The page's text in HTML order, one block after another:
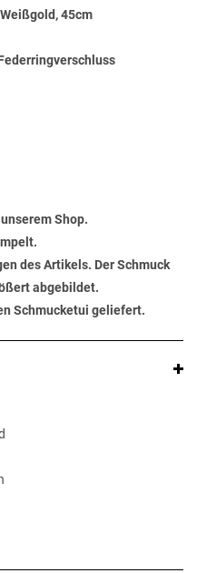
45cm
Shop.
des Artikels. Der Schmuck
abgebildet.
Schmucketui geliefert.